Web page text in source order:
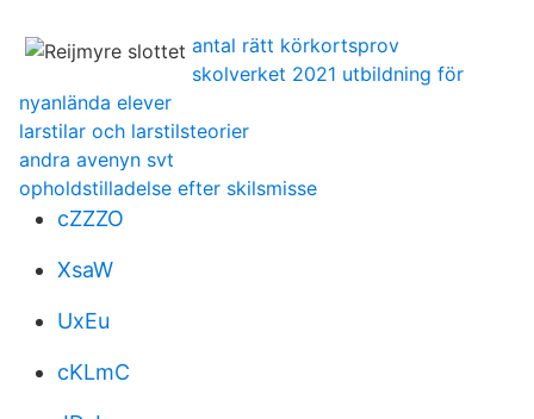
antal rätt körkortsprov
skolverket 2021 utbildning för
nyanlända elever
larstilar och larstilsteorier
andra avenyn svt
opholdstilladelse efter skilsmisse
cZZZO
XsaW
UxEu
cKLmC